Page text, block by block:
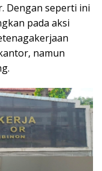
Dengan seperti ini
pada aksi
namun